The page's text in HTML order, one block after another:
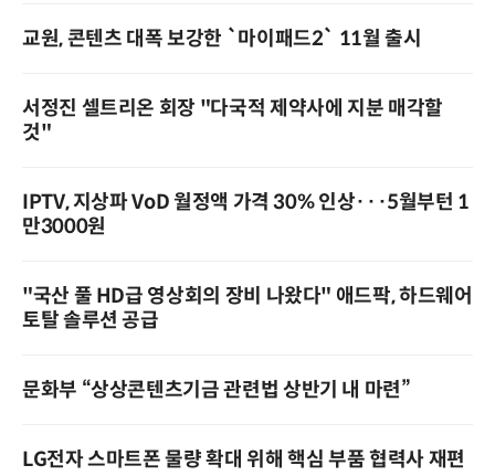
교원, 콘텐츠 대폭 보강한 `마이패드2` 11월 출시
서정진 셀트리온 회장 "다국적 제약사에 지분 매각할
것"
IPTV, 지상파 VoD 월정액 가격 30% 인상···5월부턴 1
만3000원
"국산 풀 HD급 영상회의 장비 나왔다" 애드팍, 하드웨어
토탈 솔루션 공급
문화부 “상상콘텐츠기금 관련법 상반기 내 마련”
LG전자 스마트폰 물량 확대 위해 핵심 부품 협력사 재편